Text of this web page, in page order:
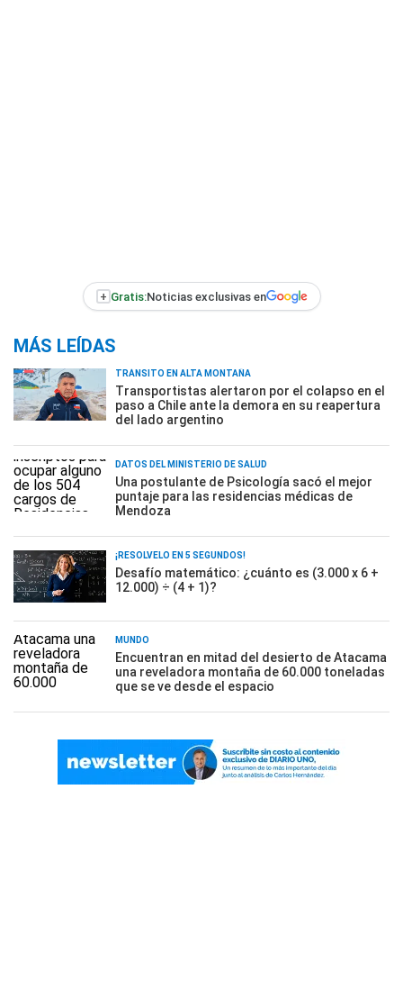
+ Gratis:Noticias exclusivas en
MÁS LEÍDAS
TRÁNSITO EN ALTA MONTAÑA
Transportistas alertaron por el colapso en el
paso a Chile ante la demora en su reapertura
del lado argentino
DATOS DEL MINISTERIO DE SALUD
Una postulante de Psicología sacó el mejor
puntaje para las residencias médicas de
Mendoza
¡RESOLVELO EN 5 SEGUNDOS!
Desafío matemático: ¿cuánto es (3.000 x 6 +
12.000) ÷ (4 + 1)?
MUNDO
Encuentran en mitad del desierto de Atacama
una reveladora montaña de 60.000 toneladas
que se ve desde el espacio